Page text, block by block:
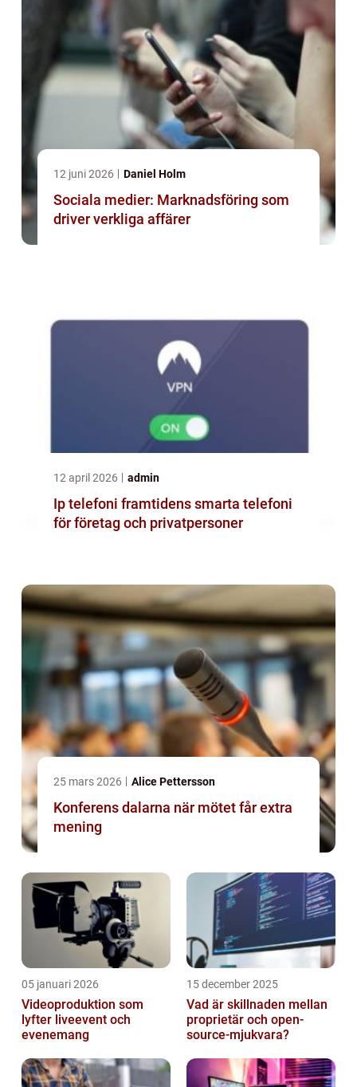
12 juni 2026 Daniel Holm
Sociala medier: Marknadsföring som
driver verkliga affärer
12 april 2026 admin
Ip telefoni framtidens smarta telefoni
för företag och privatpersoner
25 mars 2026 Alice Pettersson
Konferens dalarna när mötet får extra
mening
05 januari 2026
Videoproduktion som
lyfter liveevent och
evenemang
15 december 2025
Vad är skillnaden mellan
proprietär och open-
source-mjukvara?